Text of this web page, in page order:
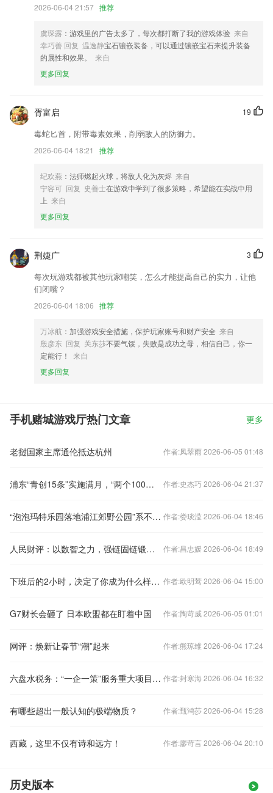
所有的学校历史新闻。
「新闻资讯」「政协号」各版块支持自定义配置，打造属于您的政协页
更新了隐私政策。增加了用户注销流程。
规范隐私政策
优化司机注册流程。
增加短评功能，看完文章说说自己的感想；
以上就是手机赌城游戏厅的介绍，如果您喜欢这款软件，您可以到应用商
店进行打分评论，说出您的使用经历，以帮助我们更好的对产品进行优化
2026-06-04 21:57 推荐
虞琛露 ：游戏里的广告太多了，每次都打断了我的游戏体验 来自
幸巧善 回复 温逸静宝石镶嵌装备，可以通过镶嵌宝石来提升装备
的属性和效果。
来自
更多回复
19
胥富启
毒蛇匕首，附带毒素效果，削弱敌人的防御力。
2026-06-04 18:21 推荐
纪欢燕 ：法师燃起火球，将敌人化为灰烬 来自
宁容可 回复 史善士在游戏中学到了很多策略，希望能在实战中用
上 来自
更多回复
3
荆婕广
每次玩游戏都被其他玩家嘲笑，怎么才能提高自己的实力，让他
们闭嘴？
2026-06-04 18:06 推荐
万冰航 ：加强游戏安全措施，保护玩家账号和财产安全 来自
殷彦东 回复 关东莎不要气馁，失败是成功之母，相信自己，你一
定能行！
来自
更多回复
手机赌城游戏厅热门文章 更多
老挝国家主席通伦抵达杭州 作者:凤翠雨 2026-06-05 01:48
浦东“青创15条”实施满月，“两个100万”受青年人才热捧 作者:史杰巧 2026-06-04 21:37
“泡泡玛特乐园落地浦江郊野公园”系不实信息 作者:娄琰滢 2026-06-04 18:46
人民财评：以数智之力，强链固链锻造竞争力和韧性 作者:昌忠媛 2026-06-04 18:49
下班后的2小时，决定了你成为什么样的人 作者:欧明莺 2026-06-04 15:00
G7财长会砸了 日本欧盟都在盯着中国 作者:陶苛威 2026-06-05 01:01
网评：焕新让春节“潮”起来 作者:熊琼维 2026-06-04 17:24
六盘水税务：“一企一策”服务重大项目建设 作者:封寒海 2026-06-04 16:32
有哪些超出一般认知的极端物质？ 作者:甄鸿莎 2026-06-04 15:28
西藏，这里不仅有诗和远方！ 作者:廖苛言 2026-06-04 20:10
历史版本